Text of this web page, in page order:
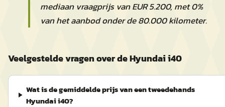
mediaan vraagprijs van EUR 5.200, met 0%
van het aanbod onder de 80.000 kilometer.
Veelgestelde vragen over de Hyundai i40
Wat is de gemiddelde prijs van een tweedehands
Hyundai i40?